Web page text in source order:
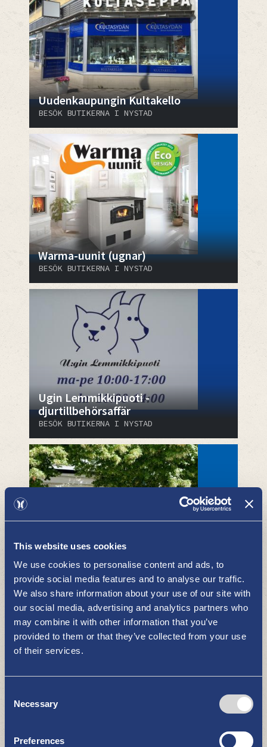
This website uses cookies
We use cookies to personalise content and ads, to
provide social media features and to analyse our traffic.
We also share information about your use of our site with
our social media, advertising and analytics partners who
may combine it with other information that you’ve
provided to them or that they’ve collected from your use
of their services.
Selection
Necessary
Preferences
Uudenkaupungin Kultakello
BESÖK BUTIKERNA I NYSTAD
Warma-uunit (ugnar)
BESÖK BUTIKERNA I NYSTAD
Ugin Lemmikkipuoti -
djurtillbehörsaffär
BESÖK BUTIKERNA I NYSTAD
Kuvamestarit Studio FotoMika
BESÖK BUTIKERNA I NYSTAD